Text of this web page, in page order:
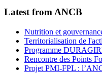
Latest from ANCB
Nutrition et
Territorialisation de
Programme
Rencontre des Points
Projet PMI-FPL :